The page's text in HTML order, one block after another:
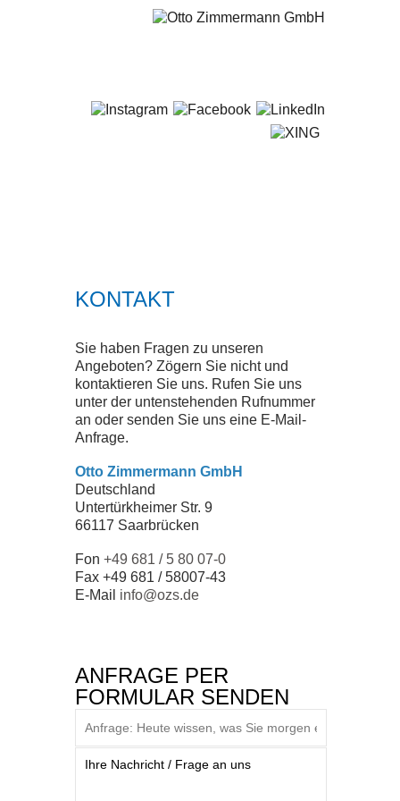
SMART SOLUTIONS
QUALITÄT
ZERTIFIKATE
SEMINARE
DOWNLOADS
UNTERNEHMEN
GESCHICHTE
KONTAKT
Sie haben Fragen zu unseren
Angeboten? Zögern Sie nicht und
kontaktieren Sie uns. Rufen Sie uns
unter der untenstehenden Rufnummer
an oder senden Sie uns eine E-Mail-
Anfrage.
Otto Zimmermann GmbH
Deutschland
Untertürkheimer Str. 9
66117 Saarbrücken
Fon +49 681 / 5 80 07-0
Fax +49 681 / 58007-43
E-Mail info@ozs.de
ANFRAGE PER
FORMULAR SENDEN